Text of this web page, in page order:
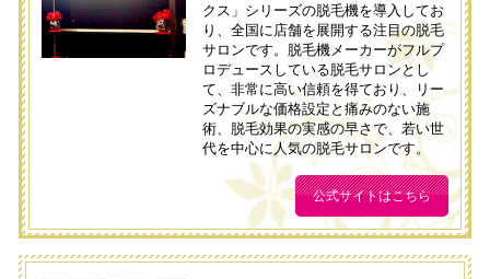
クス」シリーズの脱毛機を導入してお
り、全国に店舗を展開する注目の脱毛
サロンです。脱毛機メーカーがフルプ
ロデュースしている脱毛サロンとし
て、非常に高い信頼を得ており、リー
ズナブルな価格設定と痛みのない施
術、脱毛効果の実感の早さで、若い世
代を中心に人気の脱毛サロンです。
公式サイトはこちら